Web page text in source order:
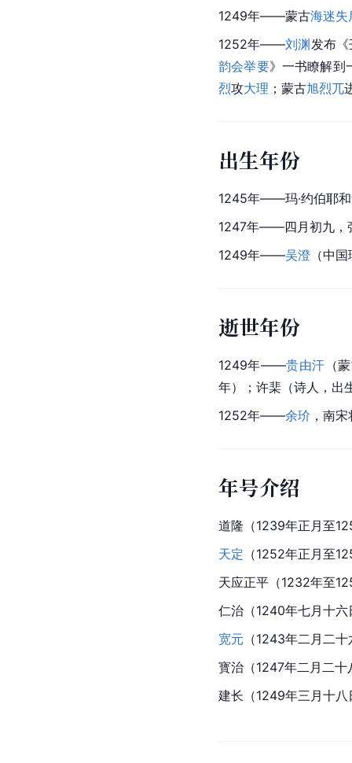
1249年——蒙古海迷失
1252年——刘渊发布
韵会举要》一书瞭解到
烈攻大理 ；蒙古旭烈兀
出生年份
1245年——玛·约伯耶
1247年——四月初九，
1249年——吴澄 （中国
逝世年份
1249年——贵由汗 （
年）； 许棐 （诗人，
1252年——余玠 ，南
年号介绍
道隆（1239年正月至
天定 （1252年正月至
天应正平（1232年至
仁治（1240年七月十
宽元 （1243年二月二
寳治（1247年二月二
建长（1249年三月十